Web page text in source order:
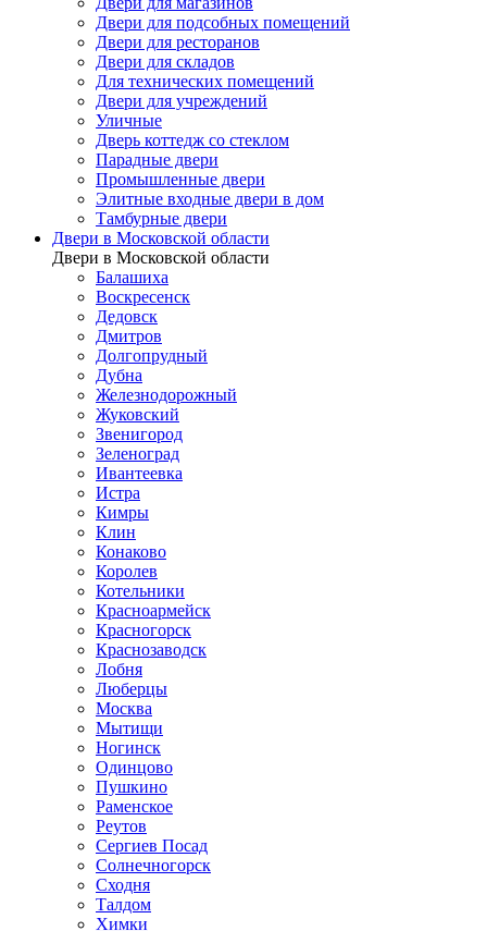
Двери для подсобных помещений
Двери для ресторанов
Двери для складов
Для технических помещений
Двери для учреждений
Уличные
Дверь коттедж со стеклом
Парадные двери
Промышленные двери
Элитные входные двери в дом
Тамбурные двери
Двери в Московской области
Двери в Московской области
Балашиха
Воскресенск
Дедовск
Дмитров
Долгопрудный
Дубна
Железнодорожный
Жуковский
Звенигород
Зеленоград
Ивантеевка
Истра
Кимры
Клин
Конаково
Королев
Котельники
Красноармейск
Красногорск
Краснозаводск
Лобня
Люберцы
Москва
Мытищи
Ногинск
Одинцово
Пушкино
Раменское
Реутов
Сергиев Посад
Солнечногорск
Сходня
Талдом
Химки